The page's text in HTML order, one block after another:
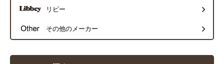
リビー
その他のメーカー